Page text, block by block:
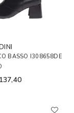
BASSO I308658DE